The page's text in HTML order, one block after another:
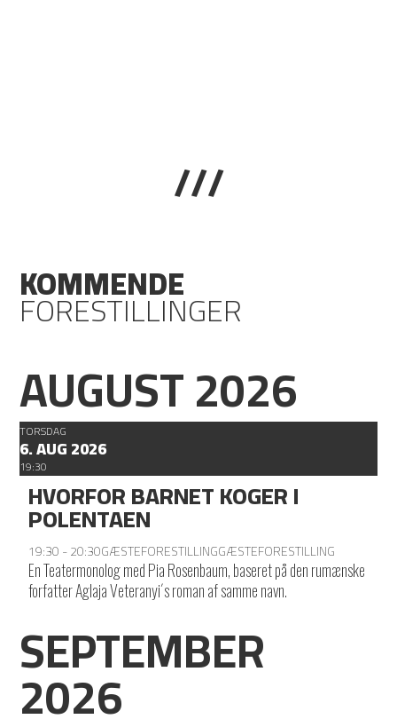
///
KOMMENDE
FORESTILLINGER
AUGUST 2026
TORSDAG
6. AUG 2026
19:30
HVORFOR BARNET KOGER I
POLENTAEN
19:30 - 20:30GÆSTEFORESTILLINGGÆSTEFORESTILLING
En Teatermonolog med Pia Rosenbaum, baseret på den rumænske
forfatter Aglaja Veteranyi´s roman af samme navn.
SEPTEMBER
2026